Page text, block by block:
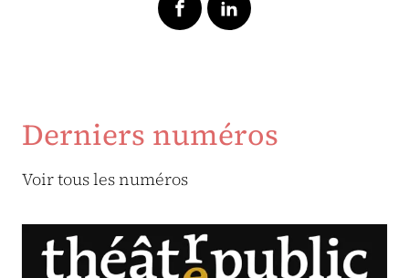
Derniers numéros
Voir tous les numéros